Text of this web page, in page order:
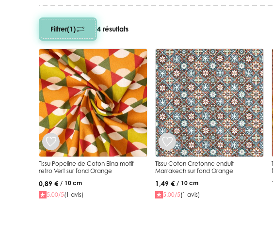
Filtrer(1) 4 résultats
Tissu Popeline de Coton Elina motif
retro Vert sur fond Orange
0,89 € / 10 cm
5.00/5(1 avis)
Tissu Coton Cretonne enduit
Marrakech sur fond Orange
1,49 € / 10 cm
5.00/5(1 avis)